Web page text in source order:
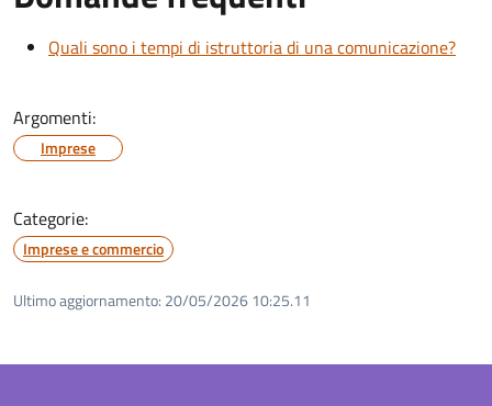
Quali sono i tempi di istruttoria di una comunicazione?
Argomenti:
Imprese
Categorie:
Imprese e commercio
Ultimo aggiornamento: 20/05/2026 10:25.11